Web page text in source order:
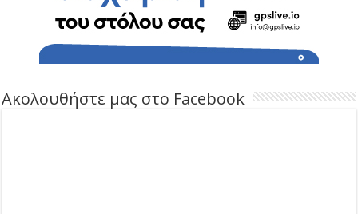
Ακολουθήστε μας στο Facebook